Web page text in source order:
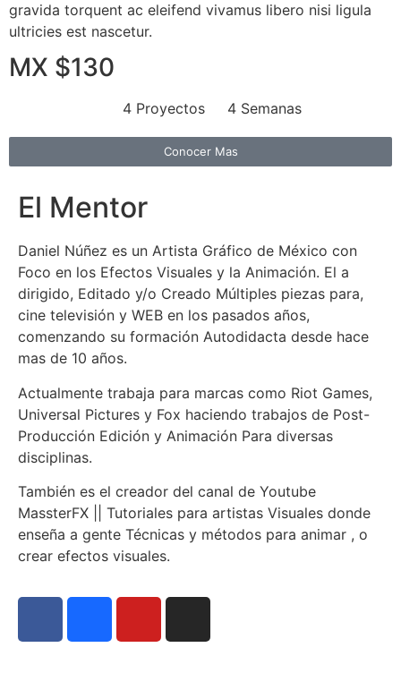
gravida torquent ac eleifend vivamus libero nisi ligula
ultricies est nascetur.
MX $130
4 Proyectos 4 Semanas
Conocer Mas
El Mentor
Daniel Núñez es un Artista Gráfico de México con
Foco en los Efectos Visuales y la Animación. El a
dirigido, Editado y/o Creado Múltiples piezas para,
cine televisión y WEB en los pasados años,
comenzando su formación Autodidacta desde hace
mas de 10 años.
Actualmente trabaja para marcas como Riot Games,
Universal Pictures y Fox haciendo trabajos de Post-
Producción Edición y Animación Para diversas
disciplinas.
También es el creador del canal de Youtube
MassterFX || Tutoriales para artistas Visuales donde
enseña a gente Técnicas y métodos para animar , o
crear efectos visuales.